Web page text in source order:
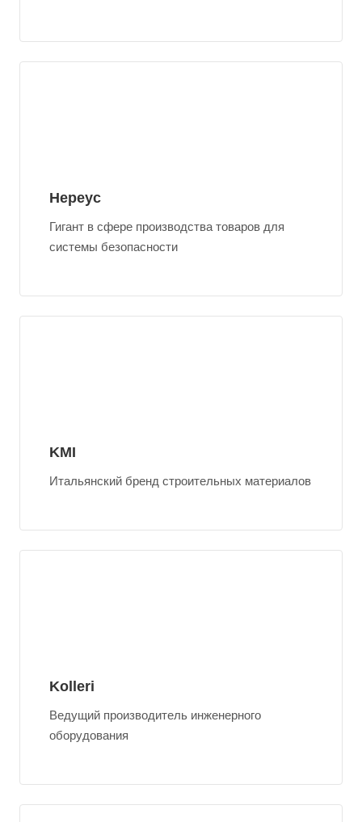
Нереус
Гигант в сфере производства товаров для
системы безопасности
KMI
Итальянский бренд строительных материалов
Kolleri
Ведущий производитель инженерного
оборудования